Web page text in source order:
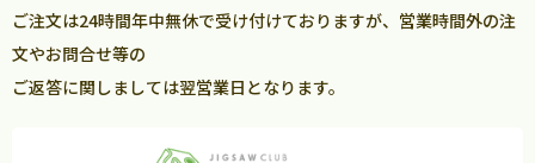
ご注文は24時間年中無休で受け付けておりますが、営業時間外の注
文やお問合せ等の
ご返答に関しましては翌営業日となります。